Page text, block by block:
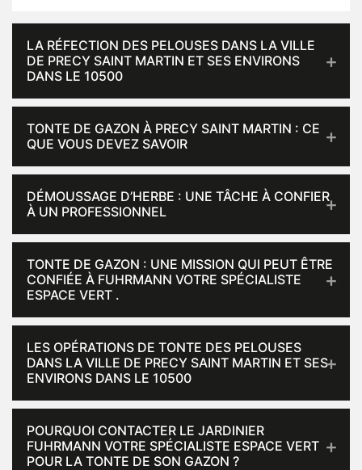
LA RÉFECTION DES PELOUSES DANS LA VILLE
DE PRECY SAINT MARTIN ET SES ENVIRONS
DANS LE 10500
TONTE DE GAZON À PRECY SAINT MARTIN : CE
QUE VOUS DEVEZ SAVOIR
DÉMOUSSAGE D’HERBE : UNE TÂCHE À CONFIER
À UN PROFESSIONNEL
TONTE DE GAZON : UNE MISSION QUI PEUT ÊTRE
CONFIÉE À FUHRMANN VOTRE SPÉCIALISTE
ESPACE VERT .
LES OPÉRATIONS DE TONTE DES PELOUSES
DANS LA VILLE DE PRECY SAINT MARTIN ET SES
ENVIRONS DANS LE 10500
POURQUOI CONTACTER LE JARDINIER
FUHRMANN VOTRE SPÉCIALISTE ESPACE VERT
POUR LA TONTE DE SON GAZON ?